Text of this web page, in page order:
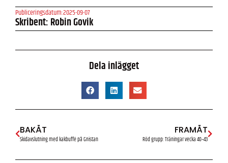
Publiceringsdatum:2025-09-07
Skribent: Robin Govik
Dela inlägget
BAKÅT
Skidavslutning med kakbuffé på Gnistan
FRAMÅT
Röd grupp: Träningar vecka 40–43